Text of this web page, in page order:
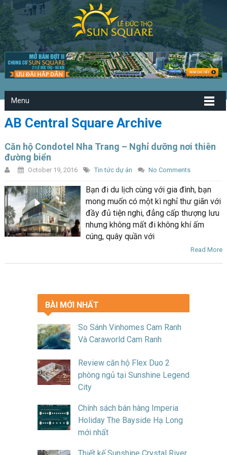
Menu
AB Central Square Archive
Căn hộ Condotel Nha Trang – Nghỉ dưỡng nơi thiên
đường biển
October 19, 2016 Tin tức dự án No Comments
Bạn đi du lịch cùng với gia đình, bạn
mong muốn có một kì nghỉ thư giãn với
đầy đủ tiện nghi, đẳng cấp thượng lưu
nhưng không mất đi không khí ấm
cúng, quây quần với
Read More
BÀI MỚI NHẤT
So Sánh Vinhomes Cam Ranh
Và Caraworld Cam Ranh
Review căn hộ Flex Duo 2
phòng ngủ tại Sunshine Legend
City
Chính sách bán hàng Imperia
Holiday The Bayside Hạ Long
mới nhất